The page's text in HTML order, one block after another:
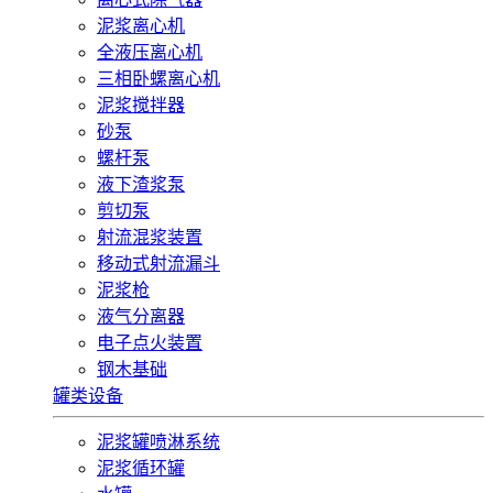
泥浆离心机
全液压离心机
三相卧螺离心机
泥浆搅拌器
砂泵
螺杆泵
液下渣浆泵
剪切泵
射流混浆装置
移动式射流漏斗
泥浆枪
液气分离器
电子点火装置
钢木基础
罐类设备
泥浆罐喷淋系统
泥浆循环罐